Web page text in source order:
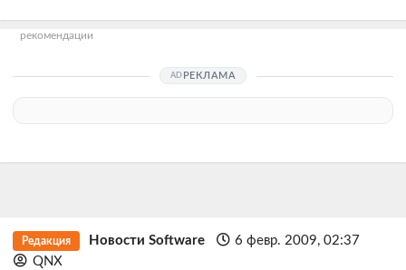
рекомендации
РЕКЛАМА
Редакция Новости Software
6 февр. 2009, 02:37
QNX